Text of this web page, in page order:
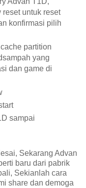
untuk reset
konfirmasi pilih
partition
yang
dan game di
sampai
Sekarang Advan
baru dari pabrik
Sekianlah cara
share dan demoga